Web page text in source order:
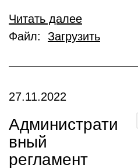
Читать далее
Файл: Загрузить
27.11.2022
Администрати
вный
регламент